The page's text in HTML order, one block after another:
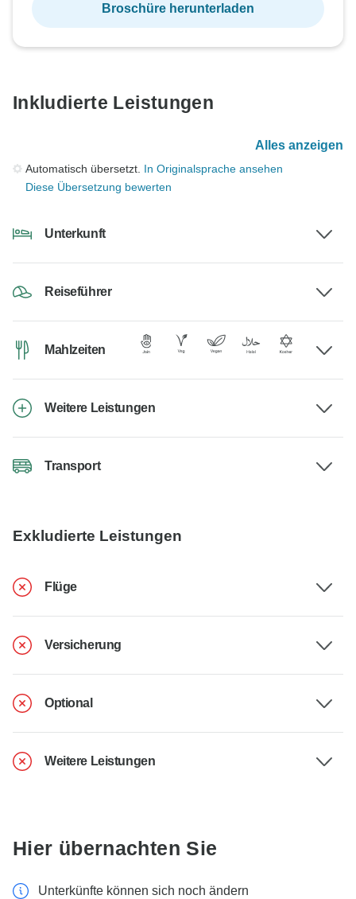
Broschüre herunterladen
Inkludierte Leistungen
Alles anzeigen
Automatisch übersetzt. In Originalsprache ansehen
Diese Übersetzung bewerten
Unterkunft
Reiseführer
Mahlzeiten
Weitere Leistungen
Transport
Exkludierte Leistungen
Flüge
Versicherung
Optional
Weitere Leistungen
Hier übernachten Sie
Unterkünfte können sich noch ändern